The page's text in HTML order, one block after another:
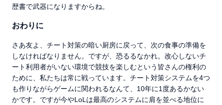
歴書で武器になりますからね。
おわりに
さあ友よ、チート対策の暗い厨房に戻って、次の食事の準備を
しなければなりません。ですが、恐るるなかれ。改心しないチ
ート利用者がいない環境で競技を楽しむという皆さんの権利の
ために、私たちは常に戦っています。チート対策システムを4つ
も作りながらゲームに関われるなんて、10年に1度あるかない
かです。ですが今やLoLは最高のシステムに肩を並べる地位に